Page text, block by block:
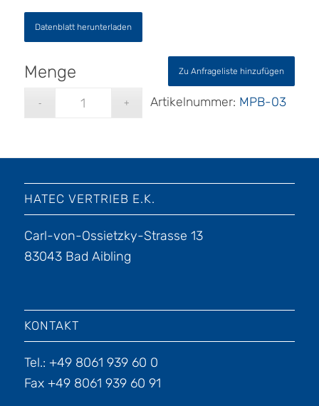
Datenblatt herunterladen
Zu Anfrageliste hinzufügen
Artikelnummer: MPB-03
HATEC VERTRIEB E.K.
Carl-von-Ossietzky-Strasse 13
83043 Bad Aibling
KONTAKT
Tel.: +49 8061 939 60 0
Fax +49 8061 939 60 91